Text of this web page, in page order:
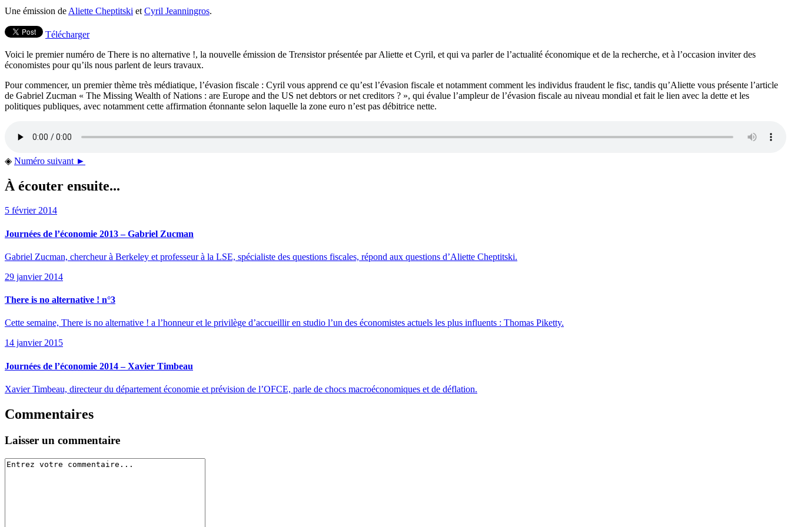
Une émission de Aliette Cheptitski et Cyril Jeanningros.
Télécharger
Voici le premier numéro de There is no alternative !, la nouvelle émission de Trensistor présentée par Aliette et Cyril, et qui va parler de l’actualité économique et de la recherche, et à l’occasion inviter des
économistes pour qu’ils nous parlent de leurs travaux.
Pour commencer, un premier thème très médiatique, l’évasion fiscale : Cyril vous apprend ce qu’est l’évasion fiscale et notamment comment les individus fraudent le fisc, tandis qu’Aliette vous présente l’article
de Gabriel Zucman « The Missing Wealth of Nations : are Europe and the US net debtors or net creditors ? », qui évalue l’ampleur de l’évasion fiscale au niveau mondial et fait le lien avec la dette et les
politiques publiques, avec notamment cette affirmation étonnante selon laquelle la zone euro n’est pas débitrice nette.
◈ Numéro suivant ►
À écouter ensuite...
5 février 2014
Journées de l’économie 2013 – Gabriel Zucman
Gabriel Zucman, chercheur à Berkeley et professeur à la LSE, spécialiste des questions fiscales, répond aux questions d’Aliette Cheptitski.
29 janvier 2014
There is no alternative ! n°3
Cette semaine, There is no alternative ! a l’honneur et le privilège d’accueillir en studio l’un des économistes actuels les plus influents : Thomas Piketty.
14 janvier 2015
Journées de l’économie 2014 – Xavier Timbeau
Xavier Timbeau, directeur du département économie et prévision de l’OFCE, parle de chocs macroéconomiques et de déflation.
Commentaires
Laisser un commentaire